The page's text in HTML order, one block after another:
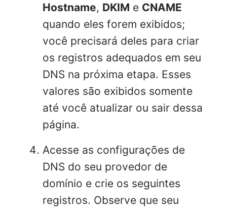
Hostname, DKIM e CNAME
quando eles forem exibidos;
você precisará deles para criar
os registros adequados em seu
DNS na próxima etapa. Esses
valores são exibidos somente
até você atualizar ou sair dessa
página.
Acesse as configurações de
DNS do seu provedor de
domínio e crie os seguintes
registros. Observe que seu